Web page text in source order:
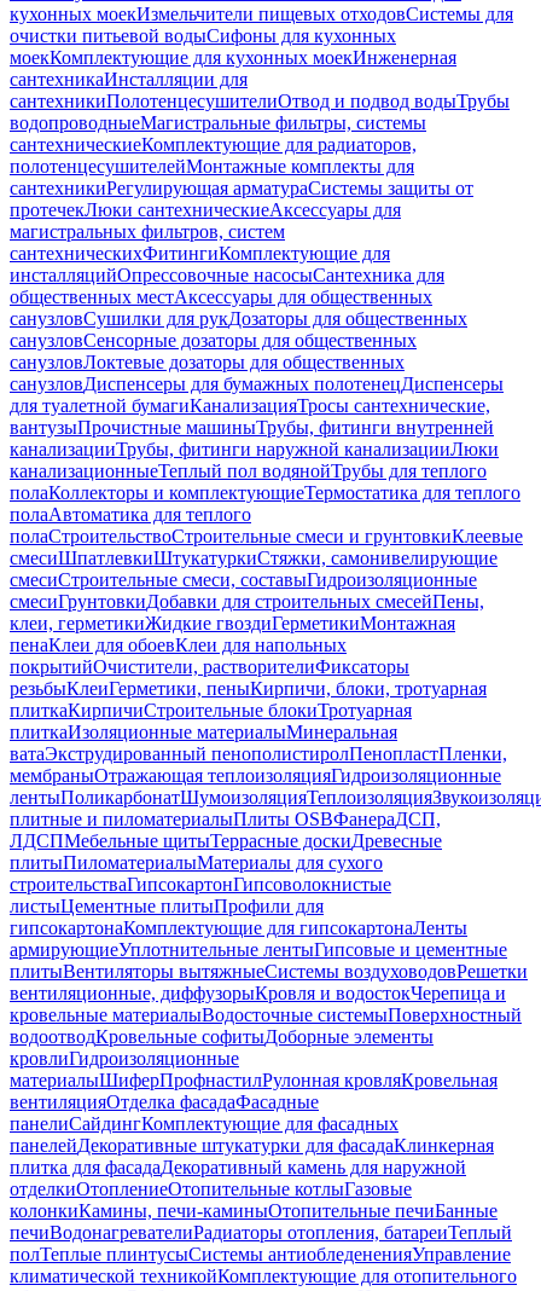
кухонных моекИзмельчители пищевых отходовСистемы для
очистки питьевой водыСифоны для кухонных
моекКомплектующие для кухонных моекИнженерная
сантехникаИнсталляции для
сантехникиПолотенцесушителиОтвод и подвод водыТрубы
водопроводныеМагистральные фильтры, системы
сантехническиеКомплектующие для радиаторов,
полотенцесушителейМонтажные комплекты для
сантехникиРегулирующая арматураСистемы защиты от
протечекЛюки сантехническиеАксессуары для
магистральных фильтров, систем
сантехническихФитингиКомплектующие для
инсталляцийОпрессовочные насосыСантехника для
общественных местАксессуары для общественных
санузловСушилки для рукДозаторы для общественных
санузловСенсорные дозаторы для общественных
санузловЛоктевые дозаторы для общественных
санузловДиспенсеры для бумажных полотенецДиспенсеры
для туалетной бумагиКанализацияТросы сантехнические,
вантузыПрочистные машиныТрубы, фитинги внутренней
канализацииТрубы, фитинги наружной канализацииЛюки
канализационныеТеплый пол водянойТрубы для теплого
полаКоллекторы и комплектующиеТермостатика для теплого
полаАвтоматика для теплого
полаСтроительствоСтроительные смеси и грунтовкиКлеевые
смесиШпатлевкиШтукатуркиСтяжки, самонивелирующие
смесиСтроительные смеси, составыГидроизоляционные
смесиГрунтовкиДобавки для строительных смесейПены,
клеи, герметикиЖидкие гвоздиГерметикиМонтажная
пенаКлеи для обоевКлеи для напольных
покрытийОчистители, растворителиФиксаторы
резьбыКлеиГерметики, пеныКирпичи, блоки, тротуарная
плиткаКирпичиСтроительные блокиТротуарная
плиткаИзоляционные материалыМинеральная
ватаЭкструдированный пенополистиролПенопластПленки,
мембраныОтражающая теплоизоляцияГидроизоляционные
лентыПоликарбонатШумоизоляцияТеплоизоляция
плитные и пиломатериалыПлиты OSBФанераДСП,
ЛДСПМебельные щитыТеррасные доскиДревесные
плитыПиломатериалыМатериалы для сухого
строительстваГипсокартонГипсоволокнистые
листыЦементные плитыПрофили для
гипсокартонаКомплектующие для гипсокартонаЛенты
армирующиеУплотнительные лентыГипсовые и цементные
плитыВентиляторы вытяжныеСистемы воздуховодовРешетки
вентиляционные, диффузорыКровля и водостокЧерепица и
кровельные материалыВодосточные системыПоверхностный
водоотводКровельные софитыДоборные элементы
кровлиГидроизоляционные
материалыШиферПрофнастилРулонная кровляКровельная
вентиляцияОтделка фасадаФасадные
панелиСайдингКомплектующие для фасадных
панелейДекоративные штукатурки для фасадаКлинкерная
плитка для фасадаДекоративный камень для наружной
отделкиОтоплениеОтопительные котлыГазовые
колонкиКамины, печи-каминыОтопительные печиБанные
печиВодонагревателиРадиаторы отопления, батареиТеплый
полТеплые плинтусыСистемы антиобледененияУправление
климатической техникойКомплектующие для отопительного